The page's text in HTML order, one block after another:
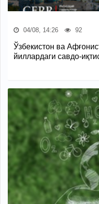
04/08, 14:26 92
Ўзбекистон ва
йиллардаги савдо-